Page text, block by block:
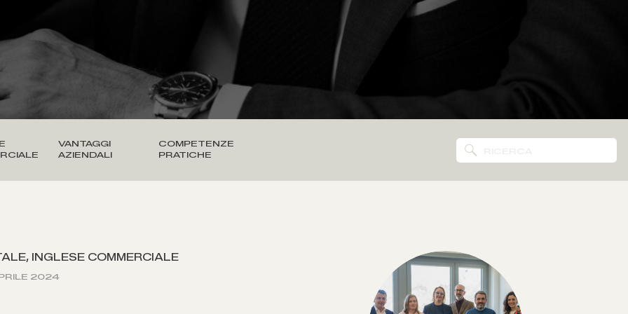
VANTAGGI
AZIENDALI
COMPETENZE
PRATICHE
Search
for:
, INGLESE COMMERCIALE
2024